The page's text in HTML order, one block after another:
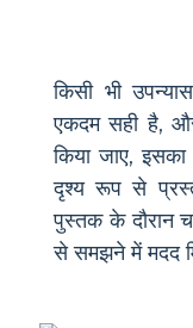
किसी भी
एकदम सही है,
किया जाए,
दृश्य रूप से
पुस्तक के दौरान
से समझने में मदद